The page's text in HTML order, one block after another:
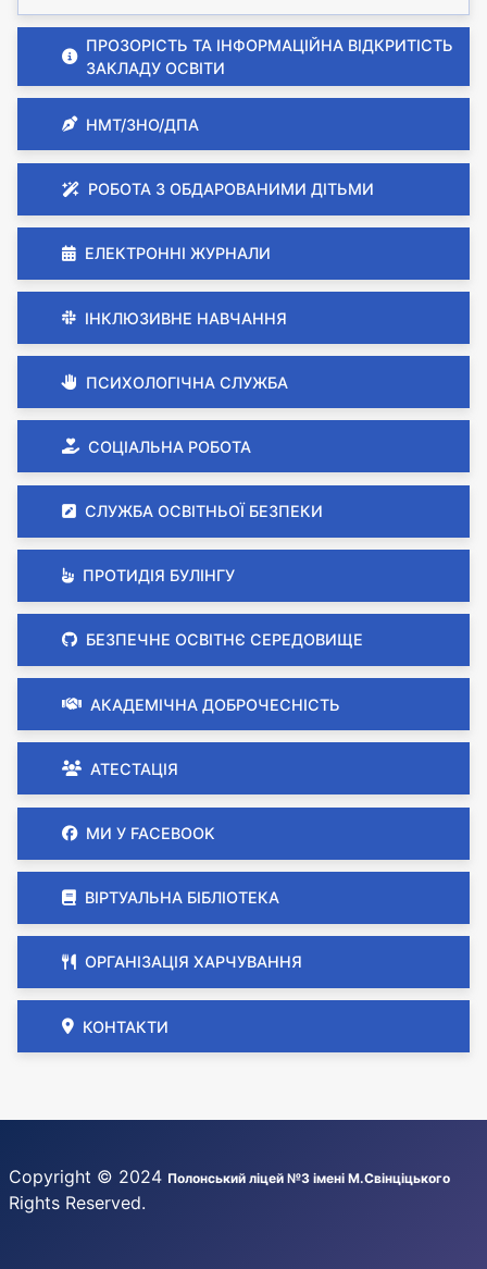
ПРОЗОРІСТЬ ТА ІНФОРМАЦІЙНА ВІДКРИТІСТЬ
ЗАКЛАДУ ОСВІТИ
НМТ/ЗНО/ДПА
РОБОТА З ОБДАРОВАНИМИ ДІТЬМИ
ЕЛЕКТРОННІ ЖУРНАЛИ
ІНКЛЮЗИВНЕ НАВЧАННЯ
ПСИХОЛОГІЧНА СЛУЖБА
СОЦІАЛЬНА РОБОТА
СЛУЖБА ОСВІТНЬОЇ БЕЗПЕКИ
ПРОТИДІЯ БУЛІНГУ
БЕЗПЕЧНЕ ОСВІТНЄ СЕРЕДОВИЩЕ
АКАДЕМІЧНА ДОБРОЧЕСНІСТЬ
АТЕСТАЦІЯ
МИ У FACEBOOK
ВІРТУАЛЬНА БІБЛІОТЕКА
ОРГАНІЗАЦІЯ ХАРЧУВАННЯ
КОНТАКТИ
Copyright © 2024 Полонський ліцей №3 імені М.Свінціцького
Rights Reserved.